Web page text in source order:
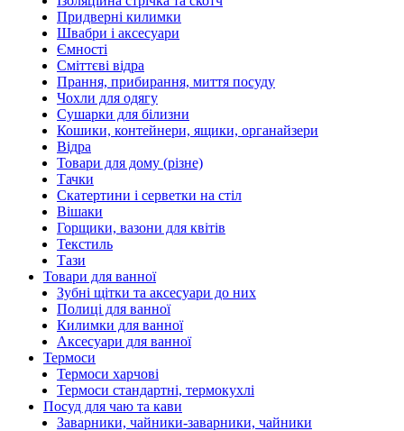
Придверні килимки
Швабри і аксесуари
Ємності
Сміттєві відра
Прання, прибирання, миття посуду
Чохли для одягу
Сушарки для білизни
Кошики, контейнери, ящики, органайзери
Відра
Товари для дому (різне)
Тачки
Скатертини і серветки на стіл
Вішаки
Горщики, вазони для квітів
Текстиль
Тази
Товари для ванної
Зубні щітки та аксесуари до них
Полиці для ванної
Килимки для ванної
Аксесуари для ванної
Термоси
Термоси харчові
Термоси стандартні, термокухлі
Посуд для чаю та кави
Заварники, чайники-заварники, чайники